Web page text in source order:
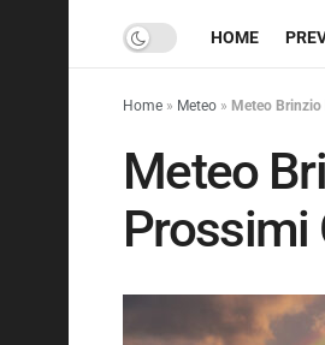
HOME
Home » Meteo » Meteo
Meteo
Prossimi